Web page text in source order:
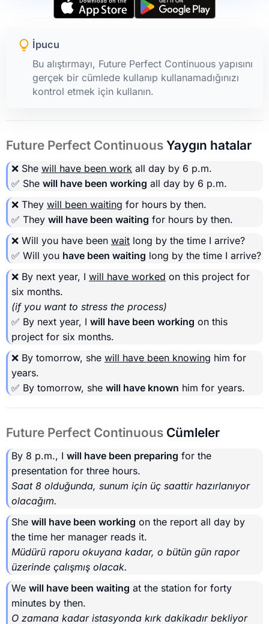
İpucu
Bu alıştırmayı, Future Perfect Continuous yapısını
gerçek bir cümlede kullanıp kullanamadığınızı
kontrol etmek için kullanın.
Future Perfect Continuous Yaygın hatalar
❌ She will have been work all day by 6 p.m.
✅ She will have been working all day by 6 p.m.
❌ They will been waiting for hours by then.
✅ They will have been waiting for hours by then.
❌ Will you have been wait long by the time I arrive?
✅ Will you have been waiting long by the time I arrive?
❌ By next year, I will have worked on this project for
six months.
(if you want to stress the process)
✅ By next year, I will have been working on this
project for six months.
❌ By tomorrow, she will have been knowing him for
years.
✅ By tomorrow, she will have known him for years.
Future Perfect Continuous Cümleler
By 8 p.m., I will have been preparing for the
presentation for three hours.
Saat 8 olduğunda, sunum için üç saattir hazırlanıyor
olacağım.
She will have been working on the report all day by
the time her manager reads it.
Müdürü raporu okuyana kadar, o bütün gün rapor
üzerinde çalışmış olacak.
We will have been waiting at the station for forty
minutes by then.
O zamana kadar istasyonda kırk dakikadır bekliyor